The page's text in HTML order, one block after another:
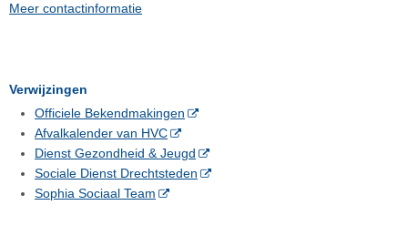
Meer contactinformatie
Verwijzingen
Officiele Bekendmakingen
Afvalkalender van HVC
Dienst Gezondheid & Jeugd
Sociale Dienst Drechtsteden
Sophia Sociaal Team